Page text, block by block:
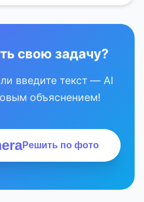
свою задачу?
введите текст — AI
объяснением!
Решить по фото